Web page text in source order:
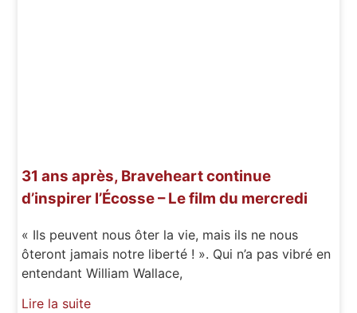
31 ans après, Braveheart continue
d’inspirer l’Écosse – Le film du mercredi
« Ils peuvent nous ôter la vie, mais ils ne nous
ôteront jamais notre liberté ! ». Qui n’a pas vibré en
entendant William Wallace,
Lire la suite